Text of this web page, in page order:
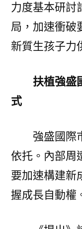
力度基本研討
局，加速衝破
新質生孩子力
扶植強盛
式
強盛國際市
依托。內部周
要加速構建新
握成長自動權